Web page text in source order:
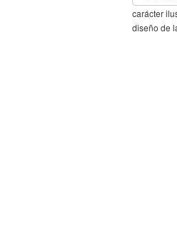
carácter
diseño de